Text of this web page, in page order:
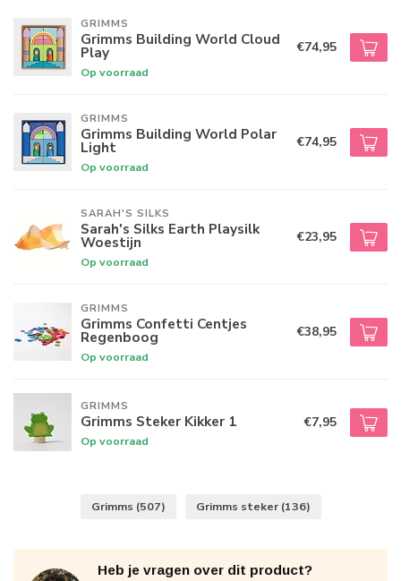
GRIMMS
Grimms Building World Cloud
Play
Op voorraad
€74,95
GRIMMS
Grimms Building World Polar
Light
Op voorraad
€74,95
SARAH'S SILKS
Sarah's Silks Earth Playsilk
Woestijn
Op voorraad
€23,95
GRIMMS
Grimms Confetti Centjes
Regenboog
Op voorraad
€38,95
GRIMMS
Grimms Steker Kikker 1
Op voorraad
€7,95
Grimms (507) Grimms steker (136)
Heb je vragen over dit product?